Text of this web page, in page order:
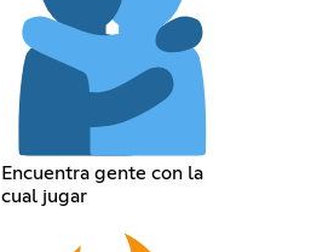
Encuentra gente con la
cual jugar